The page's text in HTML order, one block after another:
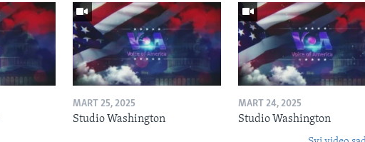
MART 25, 2025
Studio Washington
MART 24, 2025
Studio Washington